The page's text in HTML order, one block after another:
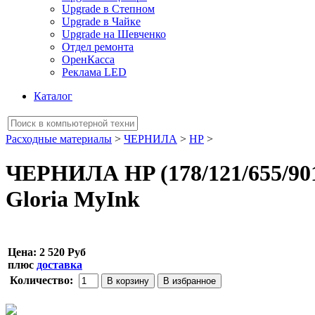
Upgrade в Степном
Upgrade в Чайке
Upgrade на Шевченко
Отдел ремонта
ОренКасса
Реклама LED
Каталог
Расходные материалы > ЧЕРНИЛА > НР >
ЧЕРНИЛА HP (178/121/655/
Gloria MyInk
Цена: 2 520 Руб
плюс доставка
Количество: